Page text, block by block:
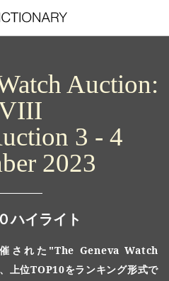
Auction:
3 - 4
2023
ハイライト
された"The Geneva Watch
位TOP10をランキング形式で